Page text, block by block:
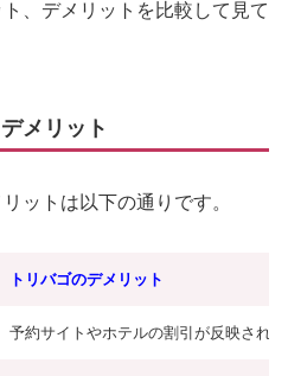
、デメリットを比較して見て
メリット
ットは以下の通りです。
トリバゴのデメリット
予約サイトやホテルの割引が反映され